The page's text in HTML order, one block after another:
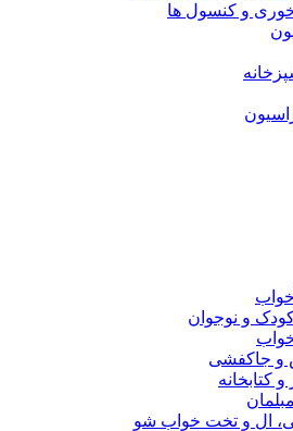
و کنسول ها
و نوجوان
و جاکفشی
کتابخانه
ال و تخت خواب شو